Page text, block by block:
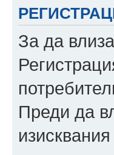
За да
Преди да